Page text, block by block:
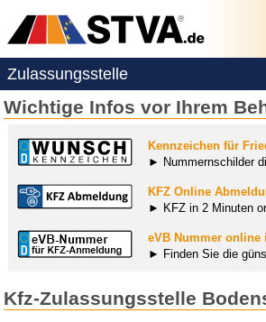
Zulassungsstelle
Wichtige Infos vor Ihrem
Kennzeichen für
► Nummernschilder
KFZ Online
► KFZ in 2 Minuten
eVB Nummer online
► Finden Sie die
Kfz-Zulassungsstelle